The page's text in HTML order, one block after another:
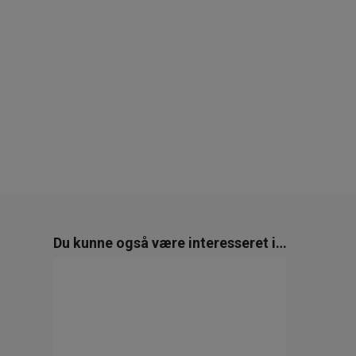
Du kunne også være interesseret i…